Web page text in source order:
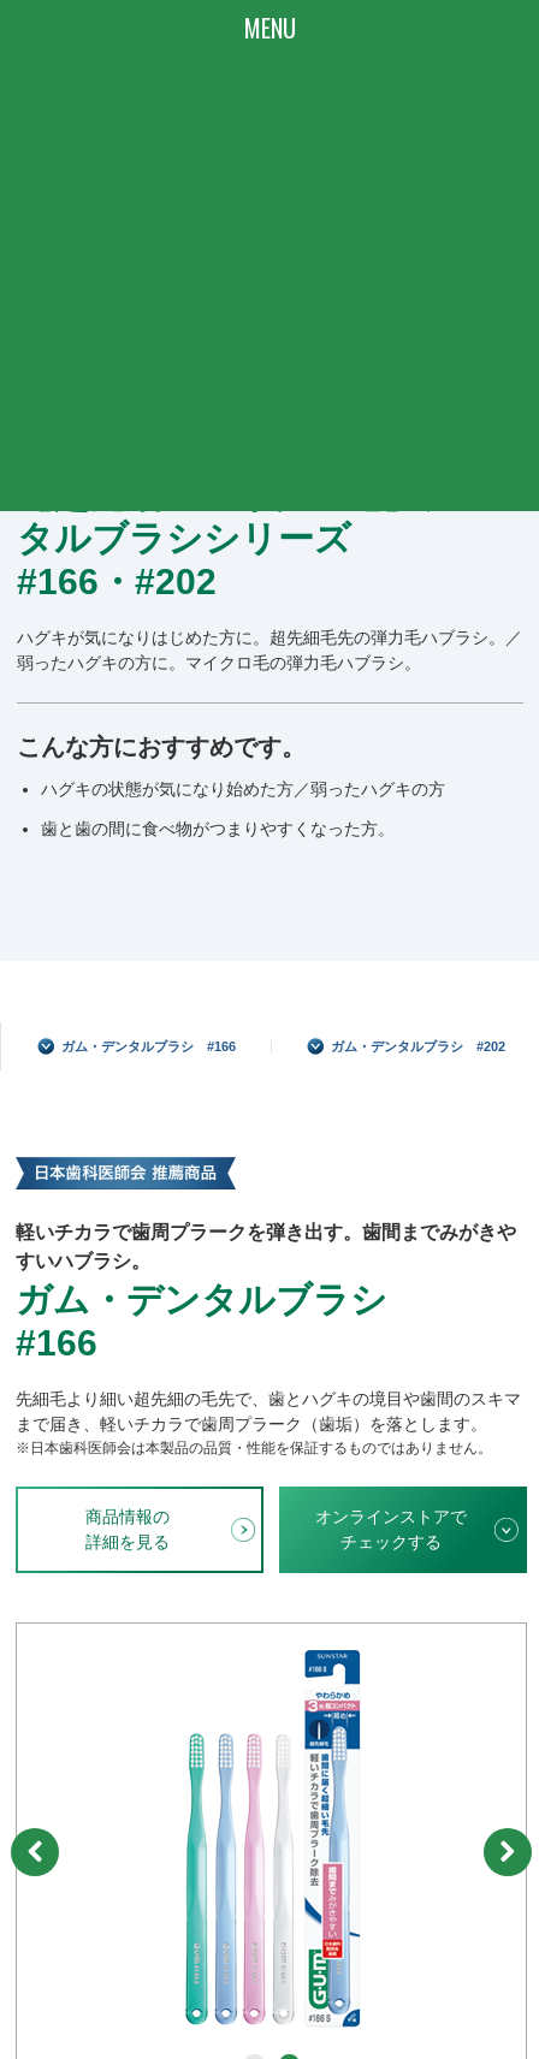
タルブラシシリーズ
#166・#202
ハグキが気になりはじめた方に。超先細毛先の弾力毛ハブラシ。／
弱ったハグキの方に。マイクロ毛の弾力毛ハブラシ。
こんな方におすすめです。
ハグキの状態が気になり始めた方／弱ったハグキの方
歯と歯の間に食べ物がつまりやすくなった方。
ガム・デンタルブラシ #166 ガム・デンタルブラシ #202
軽いチカラで歯周プラークを弾き出す。歯間までみがきや
すいハブラシ。
ガム・デンタルブラシ
#166
先細毛より細い超先細の毛先で、歯とハグキの境目や歯間のスキマ
まで届き、軽いチカラで歯周プラーク（歯垢）を落とします。
※日本歯科医師会は本製品の品質・性能を保証するものではありません。
商品情報の
詳細を見る
オンラインストアで
チェックする